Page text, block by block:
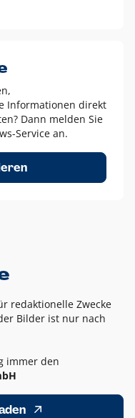
in Ausnahmefällen
Weiß-Umsetzungen
von jeweils einer
Richtungen
Informationen direkt
Dann melden Sie
Service an.
redaktionelle Zwecke
Bilder ist nur nach
immer den